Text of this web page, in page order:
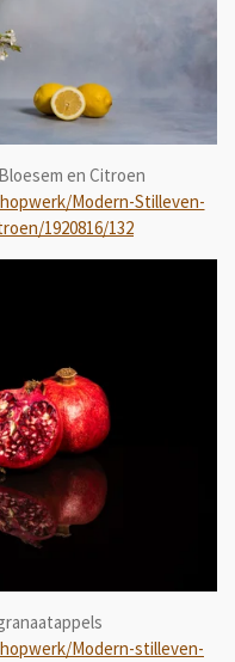
en Citroen
Modern-Stilleven-
1920816/132
Modern-stilleven-